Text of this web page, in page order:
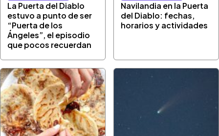
La Puerta del Diablo
estuvo a punto de ser
“Puerta de los
Ángeles”, el episodio
que pocos recuerdan
Navilandia en la Puerta
del Diablo: fechas,
horarios y actividades